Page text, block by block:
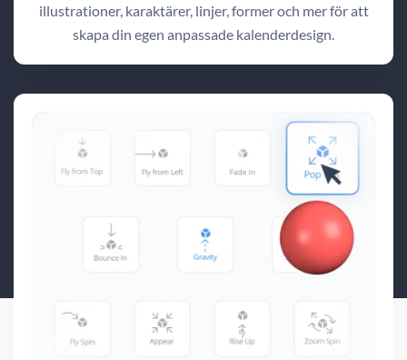
illustrationer, karaktärer, linjer, former och mer för att
skapa din egen anpassade kalenderdesign.